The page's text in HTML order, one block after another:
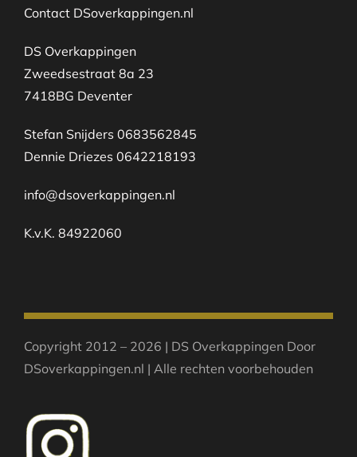
Contact DSoverkappingen.nl
DS Overkappingen
Zweedsestraat 8a 23
7418BG Deventer
Stefan Snijders 0683562845
Dennie Driezes 0642218193
info@dsoverkappingen.nl
K.v.K. 84922060
Copyright 2012 – 2026 | DS Overkappingen Door
DSoverkappingen.nl | Alle rechten voorbehouden